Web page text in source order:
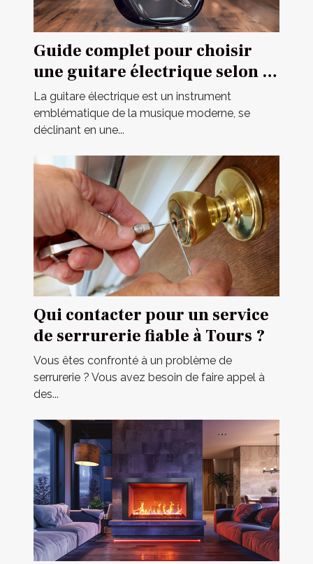
Guide complet pour choisir
une guitare électrique selon sa
construction
La guitare électrique est un instrument
emblématique de la musique moderne, se
déclinant en une...
Qui contacter pour un service
de serrurerie fiable à Tours ?
Vous êtes confronté à un problème de
serrurerie ? Vous avez besoin de faire appel à
des...